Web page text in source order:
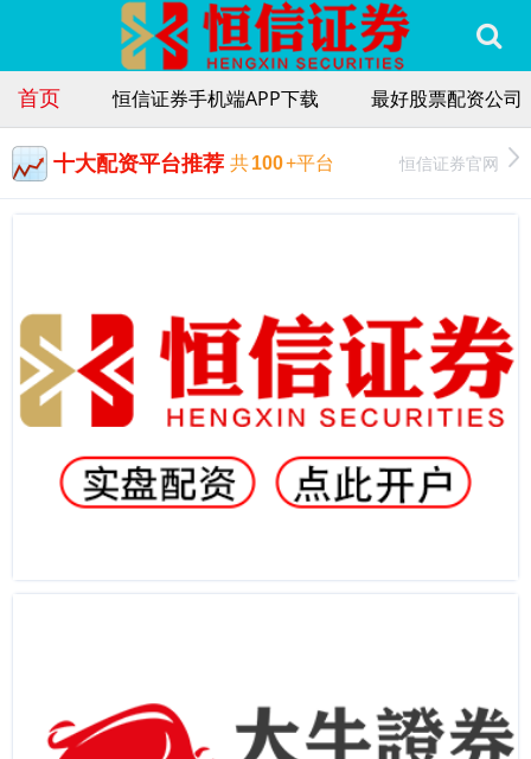
首页 恒信证券手机端APP下载 最好股票配资公司
十大配资平台推荐 共100+平台 恒信证券官网